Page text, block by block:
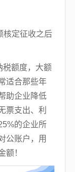
定征收之后
额度，大额
适合那些年
助企业降低
票支出、利
的企业所
公账户，用
额！